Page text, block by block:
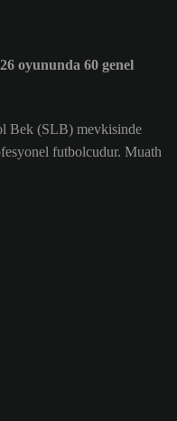
oyununda 60 genel
Bek (SLB) mevkisinde
futbolcudur. Muath